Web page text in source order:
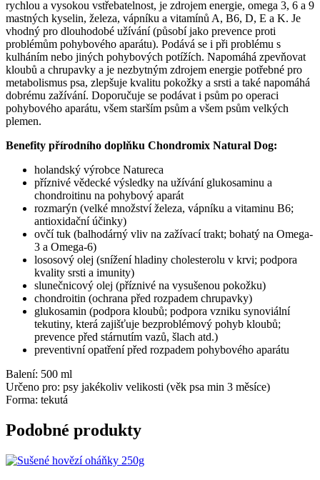
rychlou a vysokou vstřebatelnost, je zdrojem energie, omega 3, 6 a 9
mastných kyselin, železa, vápníku a vitamínů A, B6, D, E a K. Je
vhodný pro dlouhodobé užívání (působí jako prevence proti
problémům pohybového aparátu). Podává se i při problému s
kulháním nebo jiných pohybových potížích. Napomáhá zpevňovat
kloubů a chrupavky a je nezbytným zdrojem energie potřebné pro
metabolismus psa, zlepšuje kvalitu pokožky a srsti a také napomáhá
dobrému zažívání. Doporučuje se podávat i psům po operaci
pohybového aparátu, všem starším psům a všem psům velkých
plemen.
Benefity přírodního doplňku Chondromix Natural Dog:
holandský výrobce Natureca
příznivé vědecké výsledky na užívání glukosaminu a
chondroitinu na pohybový aparát
rozmarýn (velké množství železa, vápníku a vitaminu B6;
antioxidační účinky)
ovčí tuk (balhodárný vliv na zažívací trakt; bohatý na Omega-
3 a Omega-6)
lososový olej (snížení hladiny cholesterolu v krvi; podpora
kvality srsti a imunity)
slunečnicový olej (příznivé na vysušenou pokožku)
chondroitin (ochrana před rozpadem chrupavky)
glukosamin (podpora kloubů; podpora vzniku synoviální
tekutiny, která zajišťuje bezproblémový pohyb kloubů;
prevence před stárnutím vazů, šlach atd.)
preventivní opatření před rozpadem pohybového aparátu
Balení: 500 ml
Určeno pro: psy jakékoliv velikosti (věk psa min 3 měsíce)
Forma: tekutá
Podobné produkty